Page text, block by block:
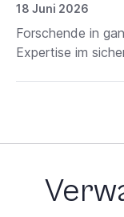
18 Juni 2026
Forschende in
Expertise im